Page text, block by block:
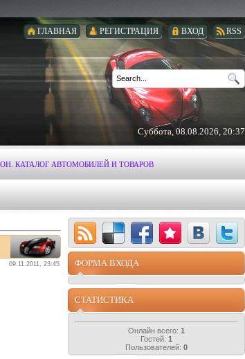
RSS
ВХОД
РЕГИСТРАЦИЯ
ГЛАВНАЯ
Суббота, 08.08.2026, 20:37
КАТАЛОГ АВТОМОБИЛЕЙ И ТОВАРОВ
09.11.2011, 23:45 ФОРМА ВХОДА
СТАТИСТИКА
Онлайн всего: 1
Гостей: 1
Пользователей: 0